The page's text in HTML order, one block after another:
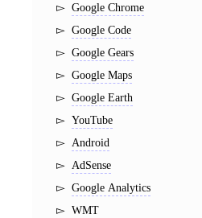
Google Chrome
Google Code
Google Gears
Google Maps
Google Earth
YouTube
Android
AdSense
Google Analytics
WMT